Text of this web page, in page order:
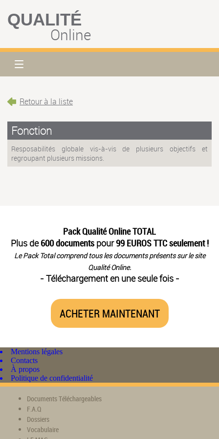
QUALITÉ
Online
Retour à la liste
Fonction
Resposabilités globale vis-à-vis de plusieurs objectifs et
regroupant plusieurs missions.
Pack Qualité Online TOTAL
Plus de600 documentspour99 EUROS TTC seulement !
Le Pack Total comprend tous les documents présents sur le site
Qualité Online.
- Téléchargement en une seule fois -
ACHETER MAINTENANT
Mentions légales
Contacts
À propos
Politique de confidentialité
Documents Téléchargeables
F.A.Q
Dossiers
Vocabulaire